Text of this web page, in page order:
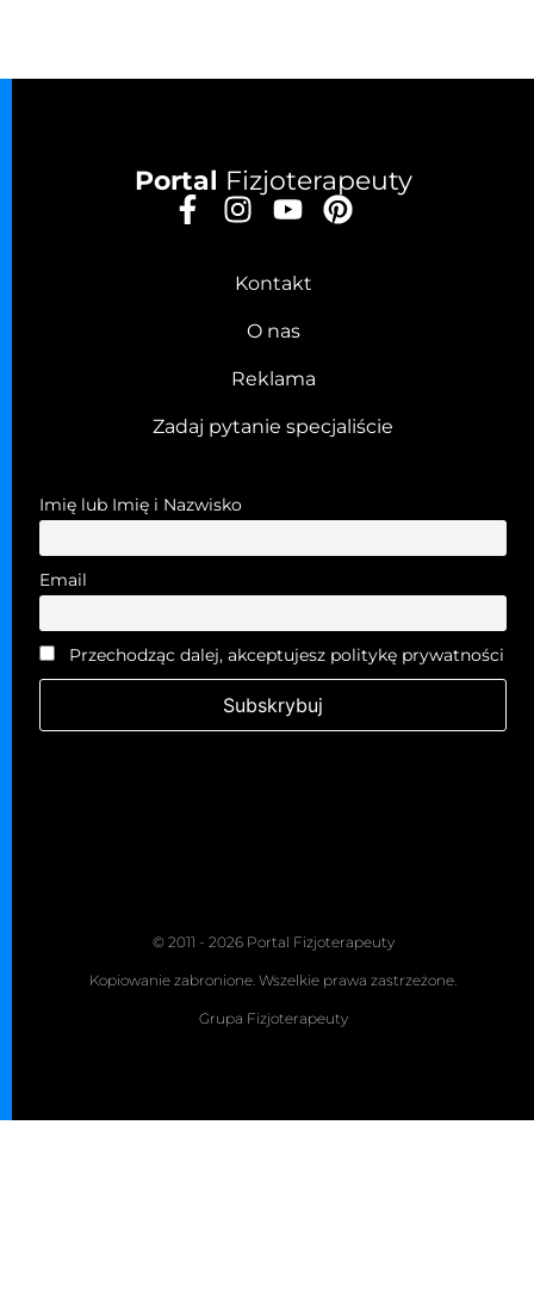
Portal Fizjoterapeuty
Kontakt
O nas
Reklama
Zadaj pytanie specjaliście
Imię lub Imię i Nazwisko
Email
Przechodząc dalej, akceptujesz politykę prywatności
© 2011 - 2026 Portal Fizjoterapeuty
Kopiowanie zabronione. Wszelkie prawa zastrzeżone.
Grupa Fizjoterapeuty